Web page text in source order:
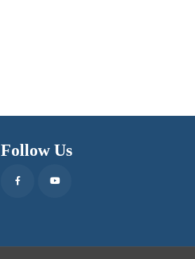
Follow Us
FacebookYoutube